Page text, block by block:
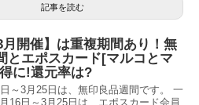
記事を読む
月開催】は重複期間あり！無
とエポスカード[マルコとマ
に!還元率は?
～3月25日は、無印良品週間です。 一
16日～3月25日は、エポスカード会員